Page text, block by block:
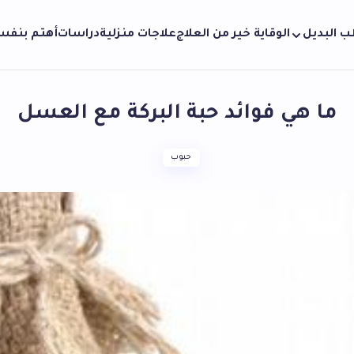
البديل الوقاية خير من العلاجعلاجات منزليةدراساتأهتم
ما هي فوائد حبة البركة مع العسل
حبوب